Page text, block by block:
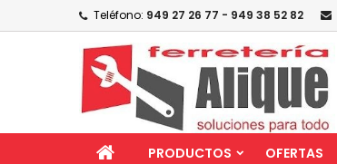
Teléfono: 949 27 26 77 - 949 38 52 82
PRODUCTOS OFERTAS